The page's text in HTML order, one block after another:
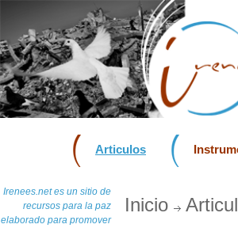
Articulos
Irenees.net es un sitio de
recursos para la paz
elaborado para promover
Inicio